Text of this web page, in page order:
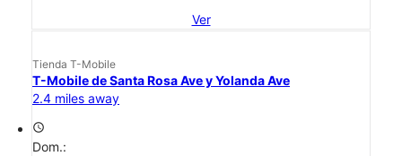
Ver
Tienda T-Mobile
T-Mobile de Santa Rosa Ave y Yolanda Ave
2.4 miles away
access_time
Dom.: